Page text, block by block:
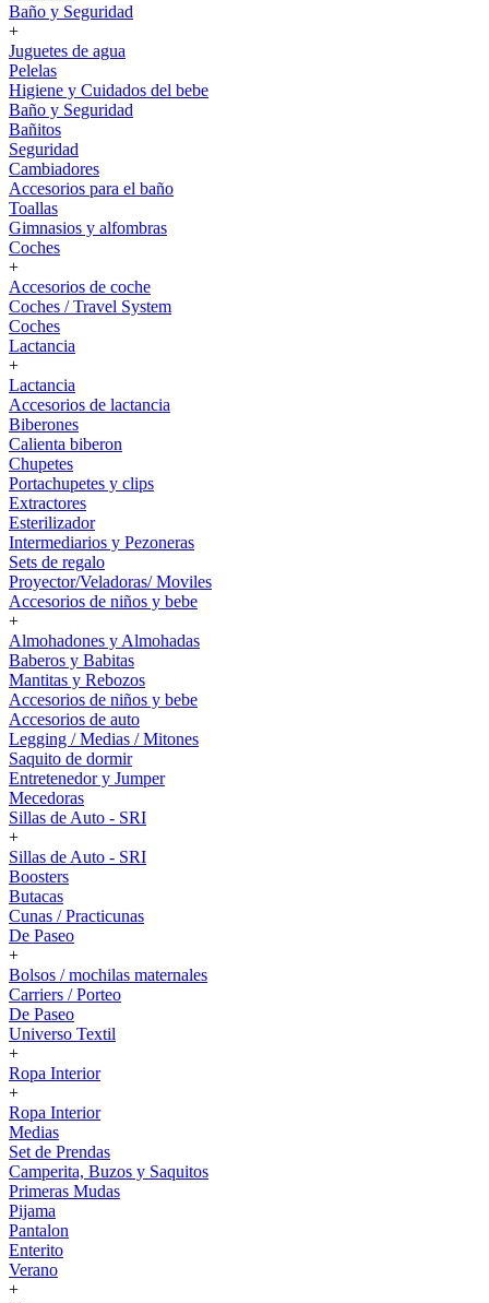
Baño y Seguridad
+
Juguetes de agua
Pelelas
Higiene y Cuidados del bebe
Baño y Seguridad
Bañitos
Seguridad
Cambiadores
Accesorios para el baño
Toallas
Gimnasios y alfombras
Coches
+
Accesorios de coche
Coches / Travel System
Coches
Lactancia
+
Lactancia
Accesorios de lactancia
Biberones
Calienta biberon
Chupetes
Portachupetes y clips
Extractores
Esterilizador
Intermediarios y Pezoneras
Sets de regalo
Proyector/Veladoras/ Moviles
Accesorios de niños y bebe
+
Almohadones y Almohadas
Baberos y Babitas
Mantitas y Rebozos
Accesorios de niños y bebe
Accesorios de auto
Legging / Medias / Mitones
Saquito de dormir
Entretenedor y Jumper
Mecedoras
Sillas de Auto - SRI
+
Sillas de Auto - SRI
Boosters
Butacas
Cunas / Practicunas
De Paseo
+
Bolsos / mochilas maternales
Carriers / Porteo
De Paseo
Universo Textil
+
Ropa Interior
+
Ropa Interior
Medias
Set de Prendas
Camperita, Buzos y Saquitos
Primeras Mudas
Pijama
Pantalon
Enterito
Verano
+